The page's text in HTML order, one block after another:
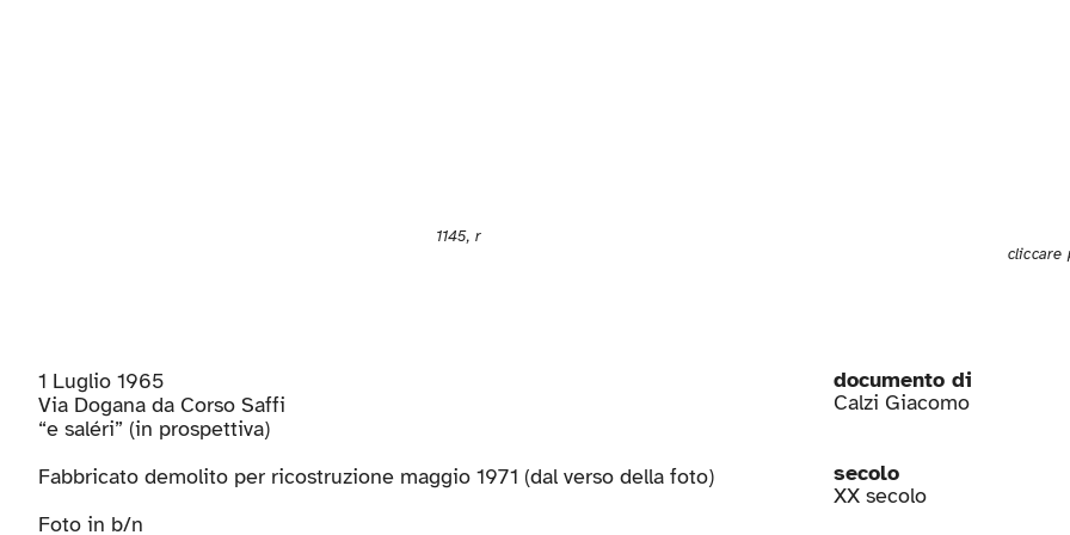
1145, r
cliccare
1 Luglio 1965
Via Dogana da Corso Saffi
“e saléri” (in prospettiva)
Fabbricato demolito per ricostruzione maggio 1971 (dal verso della foto)
Foto in b/n
documento di
Calzi Giacomo
secolo
XX secolo